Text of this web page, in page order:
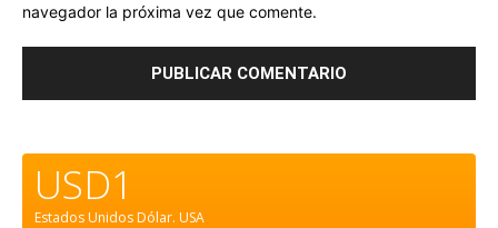
navegador la próxima vez que comente.
USD1
Estados Unidos Dólar. USA